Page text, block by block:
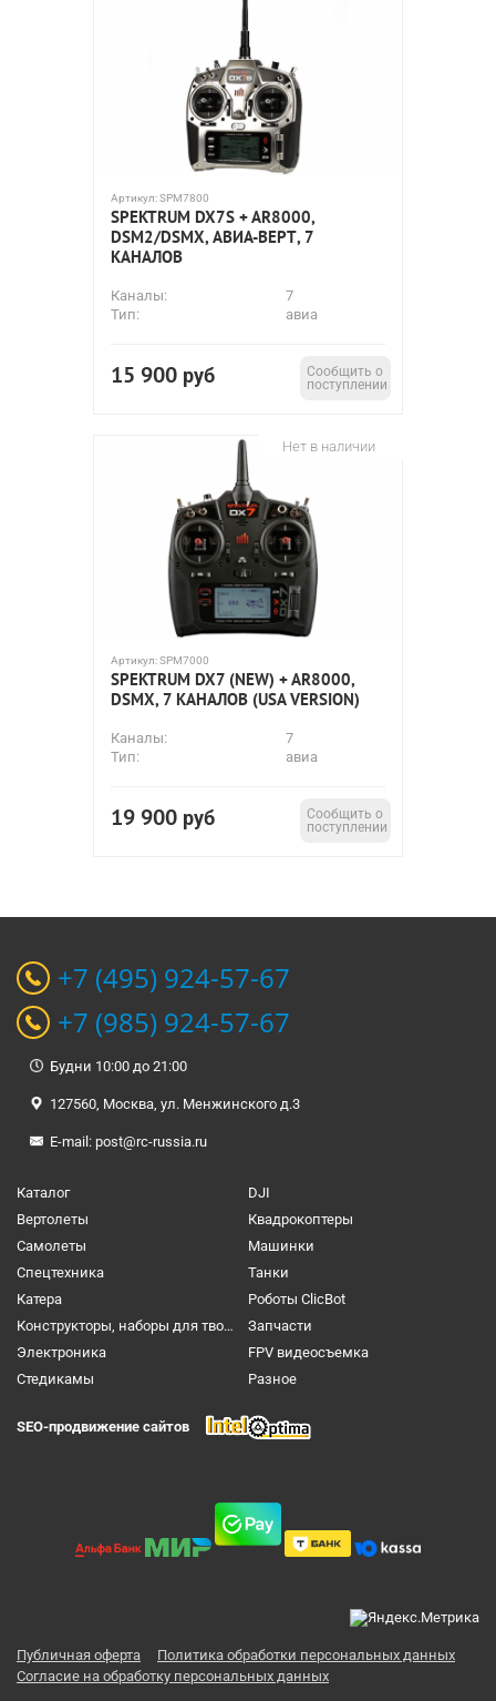
Артикул:SPM7800
SPEKTRUM DX7S + AR8000,
DSM2/DSMX, АВИА-ВЕРТ, 7
КАНАЛОВ
Каналы:
7
Тип:
авиа
15 900 руб
Сообщить о
поступлении
Нет в наличии
Артикул:SPM7000
SPEKTRUM DX7 (NEW) + AR8000,
DSMX, 7 КАНАЛОВ (USA VERSION)
Каналы:
7
Тип:
авиа
19 900 руб
Сообщить о
поступлении
+7 (495) 924-57-67
+7 (985) 924-57-67
Будни 10:00 до 21:00
127560, Москва, ул. Менжинского д.3
E-mail: post@rc-russia.ru
Каталог
DJI
Вертолеты
Квадрокоптеры
Самолеты
Машинки
Спецтехника
Танки
Катера
Роботы ClicBot
Конструкторы, наборы для творчества и настольные игры
Запчасти
Электроника
FPV видеосъемка
Cтедикамы
Разное
SEO-продвижение сайтов
Публичная оферта
Политика обработки персональных данных
Согласие на обработку персональных данных